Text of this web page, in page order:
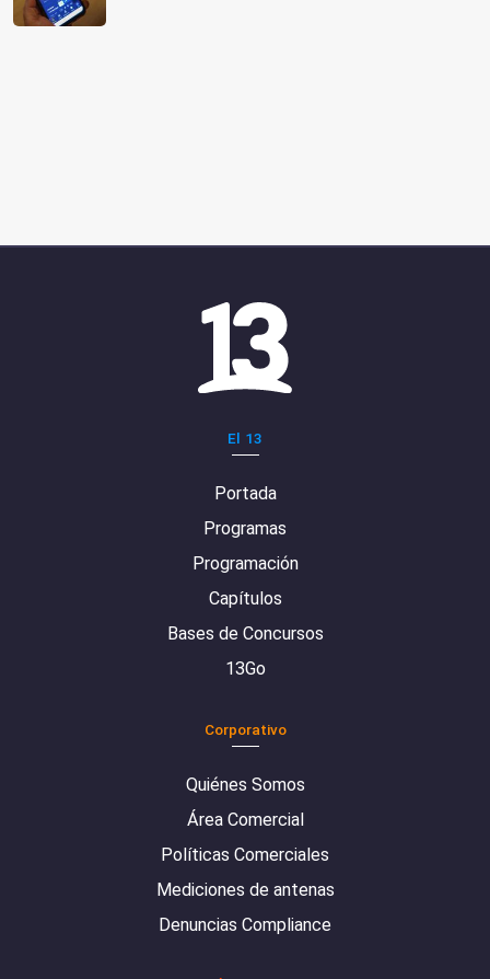
El 13
Portada
Programas
Programación
Capítulos
Bases de Concursos
13Go
Corporativo
Quiénes Somos
Área Comercial
Políticas Comerciales
Mediciones de antenas
Denuncias Compliance